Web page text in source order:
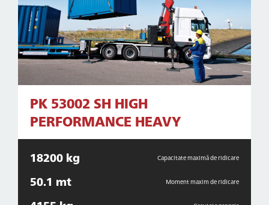
PK 53002 SH HIGH
PERFORMANCE HEAVY
18200 kg Capacitate maximă de ridicare
50.1 mt Moment maxim de ridicare